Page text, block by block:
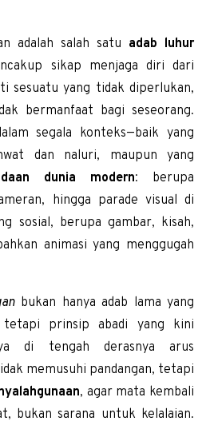
adalah salah satu adab luhur
sikap menjaga diri dari
sesuatu yang tidak diperlukan,
bermanfaat bagi seseorang.
segala konteks—baik yang
dan naluri, maupun yang
dunia modern: berupa
hingga parade visual di
sosial, berupa gambar, kisah,
animasi yang menggugah
bukan hanya adab lama yang
prinsip abadi yang kini
di tengah derasnya arus
memusuhi pandangan, tetapi
, agar mata kembali
bukan sarana untuk kelalaian.